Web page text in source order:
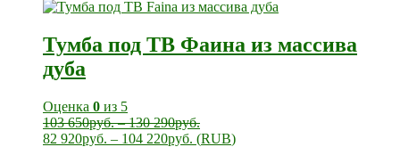
Тумба под ТВ Фаина из массива
дуба
Оценка 0 из 5
103 650руб.–130 290руб.
82 920руб. – 104 220руб. (RUB)